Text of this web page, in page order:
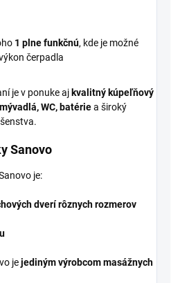
1 plne funkčnú, kde je možné
čerpadla
je v ponuke ajkvalitný kúpeľňový
WC, batériea široký
Sanovo
je:
dverí rôznych rozmerov
jejediným výrobcom masážnych